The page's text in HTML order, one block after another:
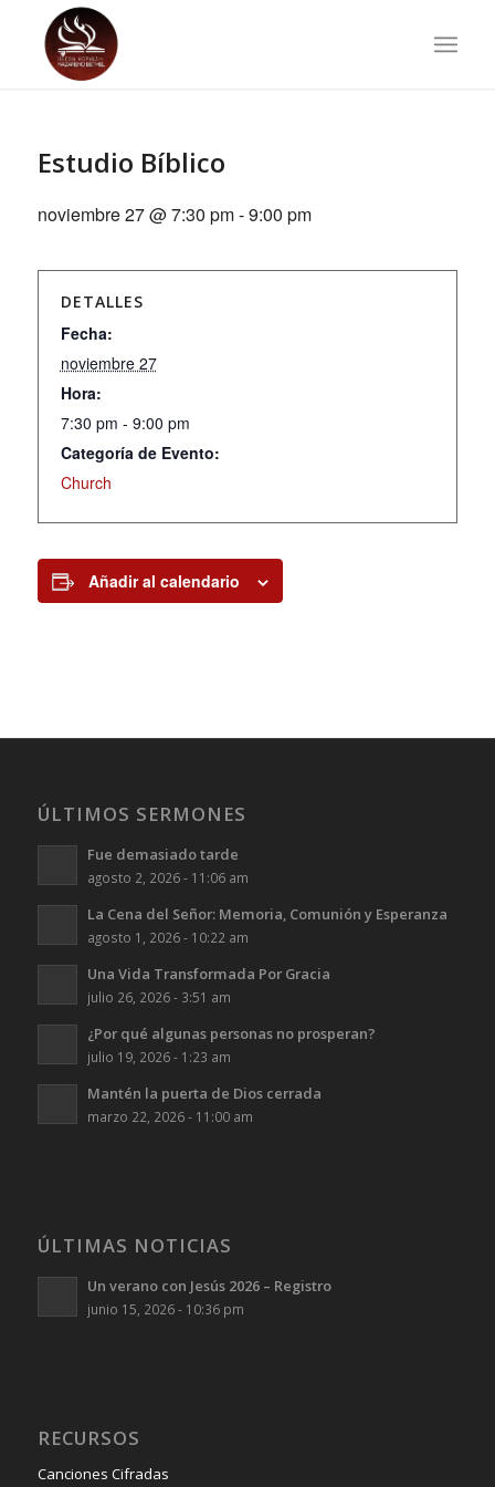
Estudio Bíblico
noviembre 27 @ 7:30 pm-9:00 pm
DETALLES
Fecha:
noviembre 27
Hora:
7:30 pm - 9:00 pm
Categoría de Evento:
Church
Añadir al calendario
ÚLTIMOS SERMONES
Fue demasiado tarde
agosto 2, 2026 - 11:06 am
La Cena del Señor: Memoria, Comunión y Esperanza
agosto 1, 2026 - 10:22 am
Una Vida Transformada Por Gracia
julio 26, 2026 - 3:51 am
¿Por qué algunas personas no prosperan?
julio 19, 2026 - 1:23 am
Mantén la puerta de Dios cerrada
marzo 22, 2026 - 11:00 am
ÚLTIMAS NOTICIAS
Un verano con Jesús 2026 – Registro
junio 15, 2026 - 10:36 pm
RECURSOS
Canciones Cifradas